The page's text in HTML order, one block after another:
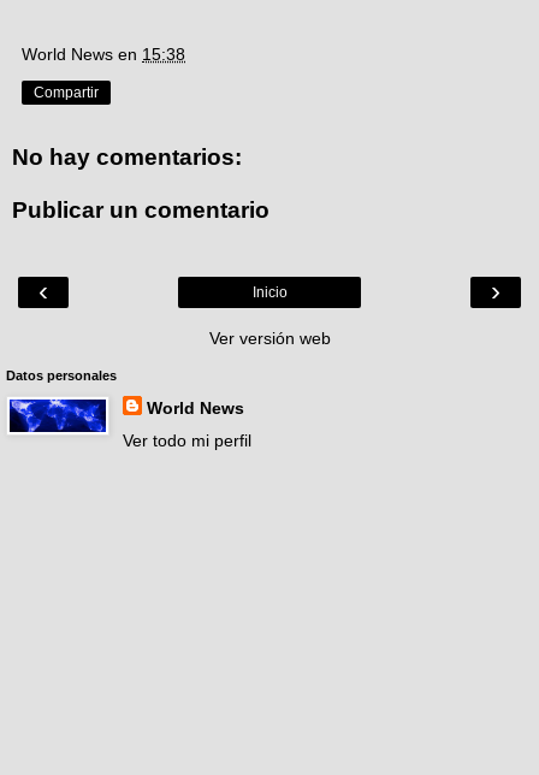
World News en 15:38
Compartir
No hay comentarios:
Publicar un comentario
‹ ›
Inicio
Ver versión web
Datos personales
World News
Ver todo mi perfil